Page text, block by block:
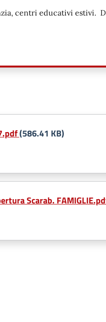
centri educativi estivi.
(586.41 KB)
Scarab.